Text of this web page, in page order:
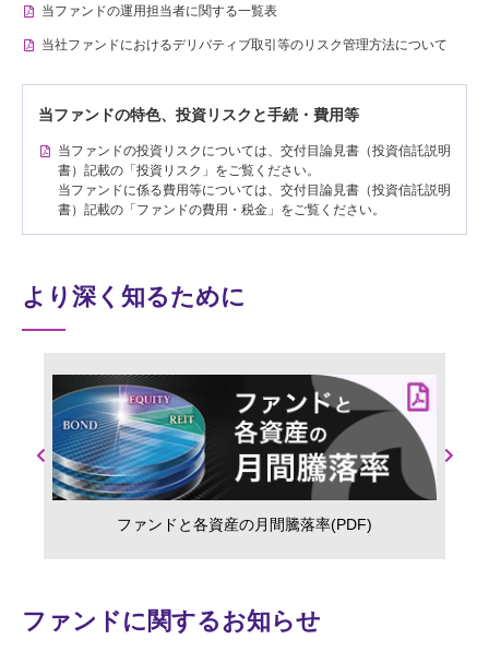
当ファンドの運用担当者に関する一覧表
当社ファンドにおけるデリバティブ取引等のリスク管理方法について
当ファンドの特色、投資リスクと手続・費用等
当ファンドの投資リスクについては、交付目論見書（投資信託説明
書）記載の「投資リスク」をご覧ください。
当ファンドに係る費用等については、交付目論見書（投資信託説明
書）記載の「ファンドの費用・税金」をご覧ください。
より深く知るために
Previous
ファンドと各資産の月間騰落率(PDF)
Next
ファンドに関するお知らせ